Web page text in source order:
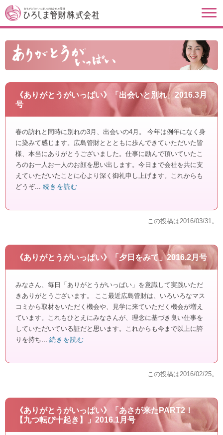
《ありがとうがいっぱい》「出会いと別れ」2016.3月
号
春の訪れと同時に別れの3月、出会いの4月。 今年は例年になく身
に染みて感じます。広島管財ととともに歩んできていただいた皆
様、本当にありがとうございました。仕事に励んで頂いていたこ
ろのお一人お一人のお顔を思い出します。今日まで会社を共に支
えていただいたことに心より深く御礼申し上げます。これからも
どうぞ... 続きを読む
この投稿は2016/03/31。
《ありがとうがいっぱい》「夕日をみて」2016.2月号
みなさん、毎日「ありがとうがいっぱい」を意識して実践いただ
きありがとうございます。 ここ最近広島管財は、いろいろなマス
コミから取材をいただく機会や、見学に来ていただく機会が増え
ています。これもひとえにみなさんが、理念に基づき良い仕事を
していただいている証だと思います。これからも今まで以上に誇
りを持ち... 続きを読む
この投稿は2016/02/25。
《ありがとうがいっぱい》「あさが来たPART2！
【九つ転び十起き】」2016.1月号